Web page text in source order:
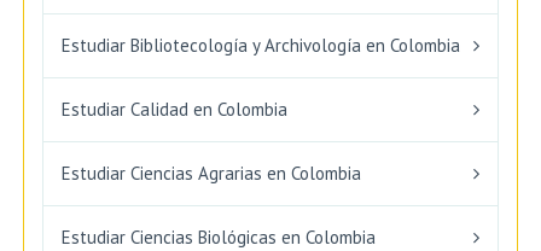
Estudiar Bibliotecología y Archivología en Colombia
Estudiar Calidad en Colombia
Estudiar Ciencias Agrarias en Colombia
Estudiar Ciencias Biológicas en Colombia